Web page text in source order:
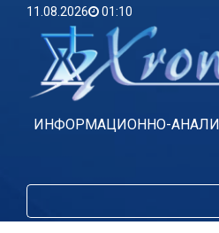
11.08.2026 01:10
ИНФОРМАЦИОННО-